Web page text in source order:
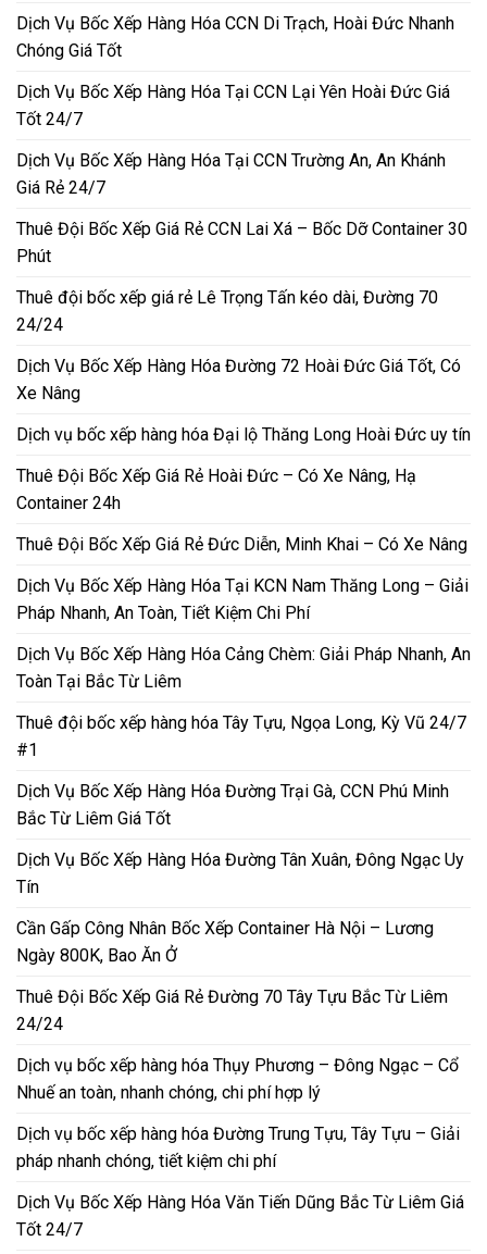
Dịch Vụ Bốc Xếp Hàng Hóa CCN Di Trạch, Hoài Đức Nhanh
Chóng Giá Tốt
Dịch Vụ Bốc Xếp Hàng Hóa Tại CCN Lại Yên Hoài Đức Giá
Tốt 24/7
Dịch Vụ Bốc Xếp Hàng Hóa Tại CCN Trường An, An Khánh
Giá Rẻ 24/7
Thuê Đội Bốc Xếp Giá Rẻ CCN Lai Xá – Bốc Dỡ Container 30
Phút
Thuê đội bốc xếp giá rẻ Lê Trọng Tấn kéo dài, Đường 70
24/24
Dịch Vụ Bốc Xếp Hàng Hóa Đường 72 Hoài Đức Giá Tốt, Có
Xe Nâng
Dịch vụ bốc xếp hàng hóa Đại lộ Thăng Long Hoài Đức uy tín
Thuê Đội Bốc Xếp Giá Rẻ Hoài Đức – Có Xe Nâng, Hạ
Container 24h
Thuê Đội Bốc Xếp Giá Rẻ Đức Diễn, Minh Khai – Có Xe Nâng
Dịch Vụ Bốc Xếp Hàng Hóa Tại KCN Nam Thăng Long – Giải
Pháp Nhanh, An Toàn, Tiết Kiệm Chi Phí
Dịch Vụ Bốc Xếp Hàng Hóa Cảng Chèm: Giải Pháp Nhanh, An
Toàn Tại Bắc Từ Liêm
Thuê đội bốc xếp hàng hóa Tây Tựu, Ngọa Long, Kỳ Vũ 24/7
#1
Dịch Vụ Bốc Xếp Hàng Hóa Đường Trại Gà, CCN Phú Minh
Bắc Từ Liêm Giá Tốt
Dịch Vụ Bốc Xếp Hàng Hóa Đường Tân Xuân, Đông Ngạc Uy
Tín
Cần Gấp Công Nhân Bốc Xếp Container Hà Nội – Lương
Ngày 800K, Bao Ăn Ở
Thuê Đội Bốc Xếp Giá Rẻ Đường 70 Tây Tựu Bắc Từ Liêm
24/24
Dịch vụ bốc xếp hàng hóa Thụy Phương – Đông Ngạc – Cổ
Nhuế an toàn, nhanh chóng, chi phí hợp lý
Dịch vụ bốc xếp hàng hóa Đường Trung Tựu, Tây Tựu – Giải
pháp nhanh chóng, tiết kiệm chi phí
Dịch Vụ Bốc Xếp Hàng Hóa Văn Tiến Dũng Bắc Từ Liêm Giá
Tốt 24/7